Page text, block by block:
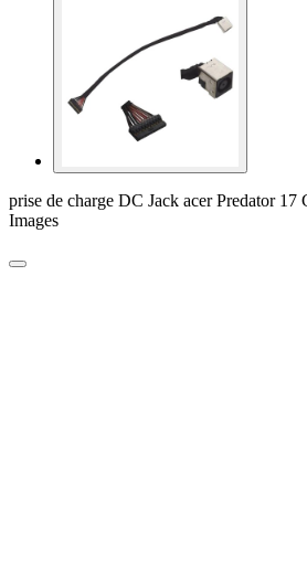
prise de charge DC Jack acer Predator
Images